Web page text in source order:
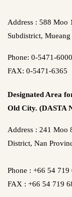
Address : 588 Moo
Subdistrict,
Phone: 0-5471-6000
FAX: 0-5471-6365
Designated Area
Old City. (DASTA
Address : 241 Moo
District, Nan
Phone : +66 54 719
FAX : +66 54 719